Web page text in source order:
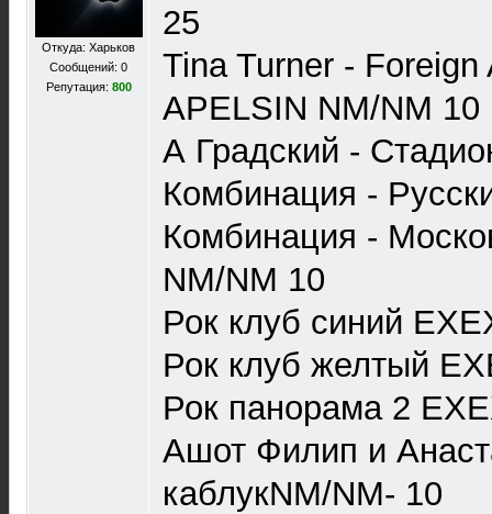
Откуда: Харьков
Сообщений: 0
Репутация: 800
25
Tina Turner -
APELSIN NM/NM 10
А Градский -
Комбинация -
Комбинация -
NM/NM 10
Рок клуб синий
Рок клуб желтый
Рок панорама 2
Ашот Филип и
каблукNM/NM- 10